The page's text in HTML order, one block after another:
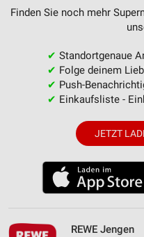
Finden Sie noch mehr
✔ Standortgenaue
✔ Folge deinem
✔ Push-
✔ Einkaufsliste -
JETZT
REWE Jengen